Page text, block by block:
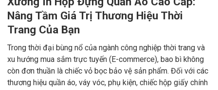
Nâng Tầm Giá Trị Thương Hiệu Thời
Trang Của Bạn
Trong thời đại bùng nổ của ngành công nghiệp thời trang và
xu hướng mua sắm trực tuyến (E-commerce), bao bì không
còn đơn thuần là chiếc vỏ bọc bảo vệ sản phẩm. Đối với các
thương hiệu quần áo, váy vóc, phụ kiện, chiếc hộp giấy chính